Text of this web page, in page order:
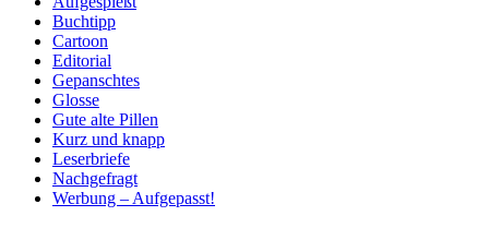
Buchtipp
Cartoon
Editorial
Gepanschtes
Glosse
Gute alte Pillen
Kurz und knapp
Leserbriefe
Nachgefragt
Werbung – Aufgepasst!